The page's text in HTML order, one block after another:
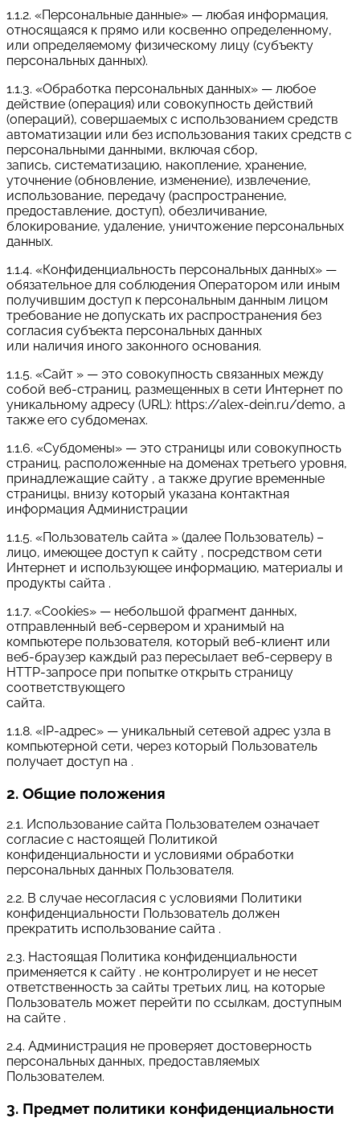
1.1.2. «Персональные данные» — любая информация,
относящаяся к прямо или косвенно определенному,
или определяемому физическому лицу (субъекту
персональных данных).
1.1.3. «Обработка персональных данных» — любое
действие (операция) или совокупность действий
(операций), совершаемых с использованием средств
автоматизации или без использования таких средств с
персональными данными, включая сбор,
запись, систематизацию, накопление, хранение,
уточнение (обновление, изменение), извлечение,
использование, передачу (распространение,
предоставление, доступ), обезличивание,
блокирование, удаление, уничтожение персональных
данных.
1.1.4. «Конфиденциальность персональных данных» —
обязательное для соблюдения Оператором или иным
получившим доступ к персональным данным лицом
требование не допускать их распространения без
согласия субъекта персональных данных
или наличия иного законного основания.
1.1.5. «Сайт » — это совокупность связанных между
собой веб-страниц, размещенных в сети Интернет по
уникальному адресу (URL): https://alex-dein.ru/demo, а
также его субдоменах.
1.1.6. «Субдомены» — это страницы или совокупность
страниц, расположенные на доменах третьего уровня,
принадлежащие сайту , а также другие временные
страницы, внизу который указана контактная
информация Администрации
1.1.5. «Пользователь сайта » (далее Пользователь) –
лицо, имеющее доступ к сайту , посредством сети
Интернет и использующее информацию, материалы и
продукты сайта .
1.1.7. «Cookies» — небольшой фрагмент данных,
отправленный веб-сервером и хранимый на
компьютере пользователя, который веб-клиент или
веб-браузер каждый раз пересылает веб-серверу в
HTTP-запросе при попытке открыть страницу
соответствующего
сайта.
1.1.8. «IP-адрес» — уникальный сетевой адрес узла в
компьютерной сети, через который Пользователь
получает доступ на .
2. Общие положения
2.1. Использование сайта Пользователем означает
согласие с настоящей Политикой
конфиденциальности и условиями обработки
персональных данных Пользователя.
2.2. В случае несогласия с условиями Политики
конфиденциальности Пользователь должен
прекратить использование сайта .
2.3. Настоящая Политика конфиденциальности
применяется к сайту . не контролирует и не несет
ответственность за сайты третьих лиц, на которые
Пользователь может перейти по ссылкам, доступным
на сайте .
2.4. Администрация не проверяет достоверность
персональных данных, предоставляемых
Пользователем.
3. Предмет политики конфиденциальности